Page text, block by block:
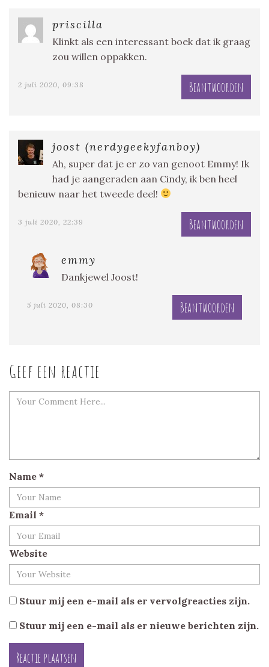
priscilla
Klinkt als een interessant boek dat ik graag
zou willen oppakken.
2 juli 2020, 09:38 Beantwoorden
joost (nerdygeekyfanboy)
Ah, super dat je er zo van genoot Emmy! Ik
had je aangeraden aan Cindy, ik ben heel
benieuw naar het tweede deel!
3 juli 2020, 22:39 Beantwoorden
emmy
Dankjewel Joost!
5 juli 2020, 08:30 Beantwoorden
Geef een reactie
Name *
Email *
Website
Stuur mij een e-mail als er vervolgreacties zijn.
Stuur mij een e-mail als er nieuwe berichten zijn.